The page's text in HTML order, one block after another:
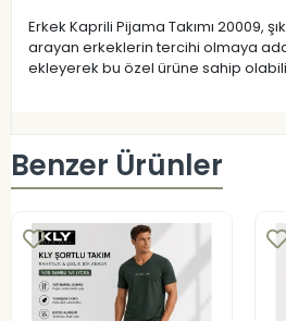
Erkek Kaprili Pijama Takımı 20009,
arayan erkeklerin tercihi olmaya
ekleyerek bu özel ürüne sahip
Benzer Ürünler